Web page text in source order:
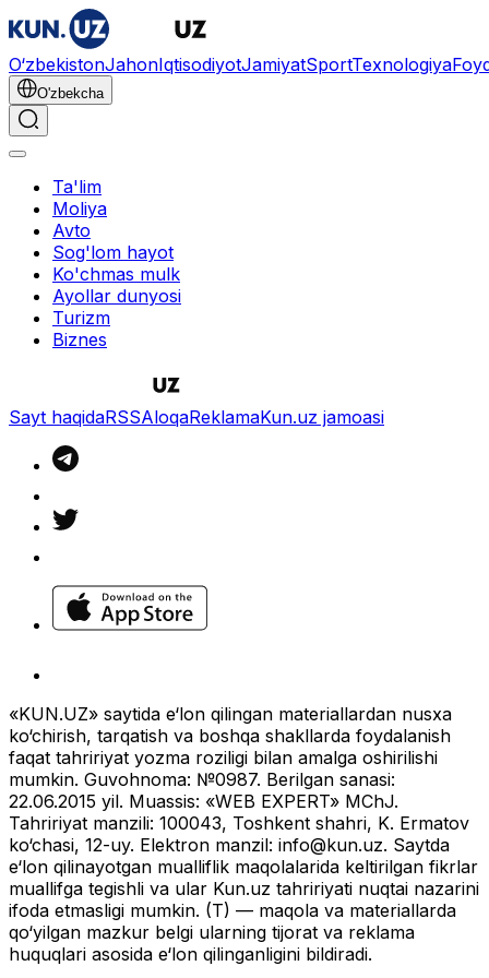
O‘zbekistonJahonIqtisodiyotJamiyatSportTexnologiya
O'zbekcha
Ta'lim
Moliya
Avto
Sog'lom hayot
Ko'chmas mulk
Ayollar dunyosi
Turizm
Biznes
Sayt haqidaRSSAloqaReklamaKun.uz jamoasi
«KUN.UZ» saytida e‘lon qilingan materiallardan nusxa
ko‘chirish, tarqatish va boshqa shakllarda foydalanish
faqat tahririyat yozma roziligi bilan amalga oshirilishi
mumkin. Guvohnoma: №0987. Berilgan sanasi:
22.06.2015 yil. Muassis: «WEB EXPERT» MChJ.
Tahririyat manzili: 100043, Toshkent shahri, K. Ermatov
ko‘chasi, 12-uy. Elektron manzil: info@kun.uz. Saytda
e‘lon qilinayotgan mualliflik maqolalarida keltirilgan fikrlar
muallifga tegishli va ular Kun.uz tahririyati nuqtai nazarini
ifoda etmasligi mumkin. (T) — maqola va materiallarda
qo‘yilgan mazkur belgi ularning tijorat va reklama
huquqlari asosida e‘lon qilinganligini bildiradi.